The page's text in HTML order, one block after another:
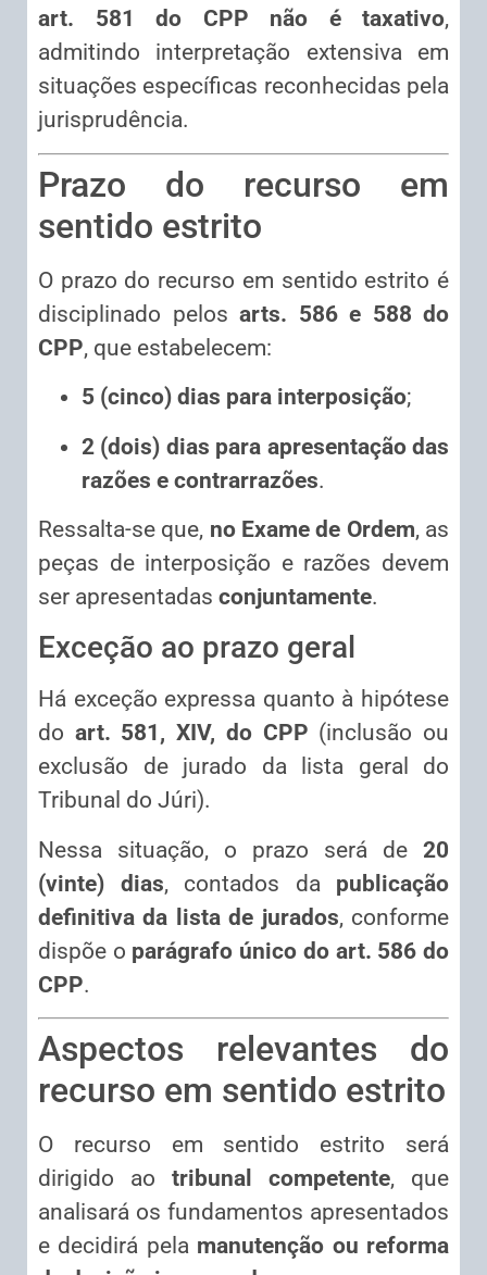
art. 581 do CPP não é taxativo,
admitindo interpretação extensiva em
situações específicas reconhecidas pela
jurisprudência.
Prazo do recurso em
sentido estrito
O prazo do recurso em sentido estrito é
disciplinado pelos arts. 586 e 588 do
CPP, que estabelecem:
5 (cinco) dias para interposição;
2 (dois) dias para apresentação das
razões e contrarrazões.
Ressalta-se que, no Exame de Ordem, as
peças de interposição e razões devem
ser apresentadas conjuntamente.
Exceção ao prazo geral
Há exceção expressa quanto à hipótese
do art. 581, XIV, do CPP (inclusão ou
exclusão de jurado da lista geral do
Tribunal do Júri).
Nessa situação, o prazo será de 20
(vinte) dias, contados da publicação
definitiva da lista de jurados, conforme
dispõe o parágrafo único do art. 586 do
CPP.
Aspectos relevantes do
recurso em sentido estrito
O recurso em sentido estrito será
dirigido ao tribunal competente, que
analisará os fundamentos apresentados
e decidirá pela manutenção ou reforma